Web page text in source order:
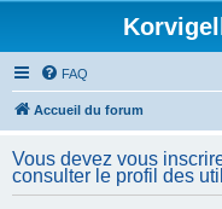
FAQ
Accueil du forum
Vous devez vous
consulter le profil des